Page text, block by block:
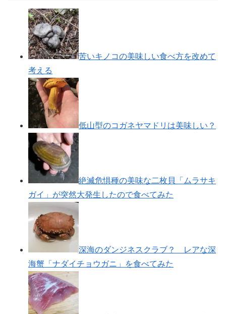
苦いキノコの美味しい食べ方を改めて
考える
低山型のコガネヤマドリは美味しい？
絶滅危惧種の美味な二枚貝「ムラサキ
ガイ」が突然大発生したので食べてみた
深海のダンジネスクラブ？ レアな深
海蟹「ナダイチョウガニ」を食べてみた